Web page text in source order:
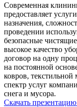
Современная
предоставляет
назначения,
проведении
безопасные чистящие
высокое качество
договор на одну
на постоянной
ковров,
спектр услуг
снега и мусора.
Скачать